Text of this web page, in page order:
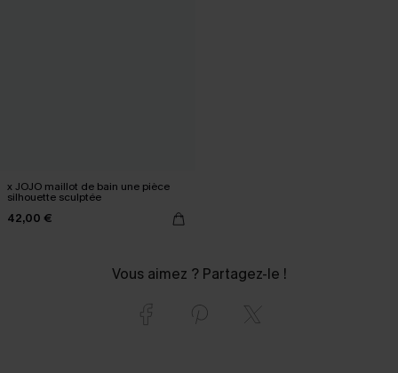
x JOJO maillot de bain une pièce
silhouette sculptée
42,00 €
Vous aimez ? Partagez-le !